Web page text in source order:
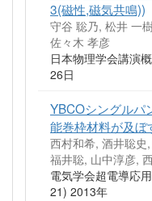
3(磁性,磁気共鳴))
守谷 聡乃, 松井 一
佐々木 孝彦
日本物理学会講演
26日
YBCOシングルパ
能巻枠材料が及ぼ
西村和希, 酒井聡史
福井聡, 山中淳彦,
電気学会超電導応
21) 2013年